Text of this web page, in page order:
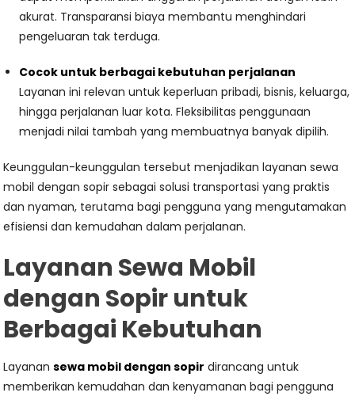
akurat. Transparansi biaya membantu menghindari
pengeluaran tak terduga.
Cocok untuk berbagai kebutuhan perjalanan
Layanan ini relevan untuk keperluan pribadi, bisnis, keluarga,
hingga perjalanan luar kota. Fleksibilitas penggunaan
menjadi nilai tambah yang membuatnya banyak dipilih.
Keunggulan-keunggulan tersebut menjadikan layanan sewa
mobil dengan sopir sebagai solusi transportasi yang praktis
dan nyaman, terutama bagi pengguna yang mengutamakan
efisiensi dan kemudahan dalam perjalanan.
Layanan Sewa Mobil
dengan Sopir untuk
Berbagai Kebutuhan
Layanansewa mobil dengan sopir dirancang untuk
memberikan kemudahan dan kenyamanan bagi pengguna